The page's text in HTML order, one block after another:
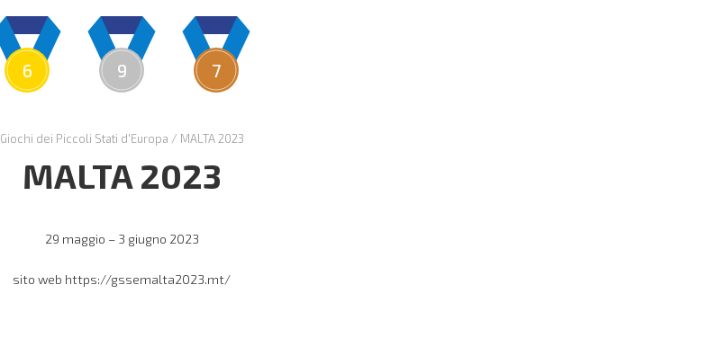
6 9 7
Giochi dei Piccoli Stati d'Europa / MALTA 2023
MALTA 2023
29 maggio – 3 giugno 2023
sito web https://gssemalta2023.mt/